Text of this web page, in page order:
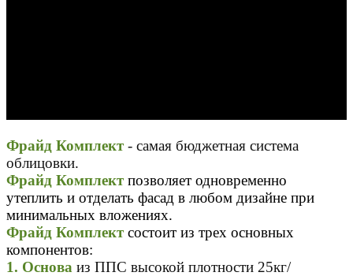
Фрайд Комплект - самая бюджетная система
облицовки.
Фрайд Комплект позволяет одновременно
утеплить и отделать фасад в любом дизайне при
минимальных вложениях.
Фрайд Комплект состоит из трех основных
компонентов:
1. Основа из ППС высокой плотности 25кг/